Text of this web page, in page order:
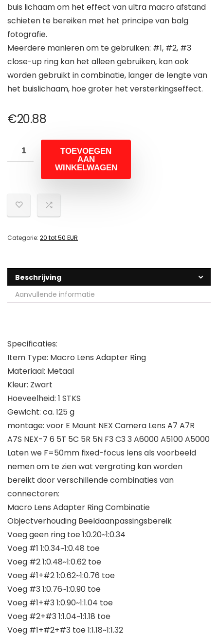
buis lichaam om het effect van ultra macro afstand
schieten te bereiken met het principe van balg
fotografie.
Meerdere manieren om te gebruiken: #1, #2, #3
close-up ring kan het alleen gebruiken, kan ook
worden gebruikt in combinatie, langer de lengte van
het buislichaam, hoe groter het versterkingseffect.
€20.88
TOEVOEGEN
AAN
WINKELWAGEN
Categorie: 20 tot 50 EUR
Beschrijving
Aanvullende informatie
Specificaties:
Item Type: Macro Lens Adapter Ring
Materiaal: Metaal
Kleur: Zwart
Hoeveelheid: 1 STKS
Gewicht: ca. 125 g
montage: voor E Mount NEX Camera Lens A7 A7R
A7S NEX-7 6 5T 5C 5R 5N F3 C3 3 A6000 A5100 A5000
Laten we F=50mm fixed-focus lens als voorbeeld
nemen om te zien wat vergroting kan worden
bereikt door verschillende combinaties van
connectoren:
Macro Lens Adapter Ring Combinatie
Objectverhouding Beeldaanpassingsbereik
Voeg geen ring toe 1:0.20~1:0.34
Voeg #1 1:0.34~1:0.48 toe
Voeg #2 1:0.48~1:0.62 toe
Voeg #1+#2 1:0.62~1:0.76 toe
Voeg #3 1:0.76~1:0.90 toe
Voeg #1+#3 1:0.90~1:1.04 toe
Voeg #2+#3 1:1.04~1:1.18 toe
Voeg #1+#2+#3 toe 1:1.18~1:1.32